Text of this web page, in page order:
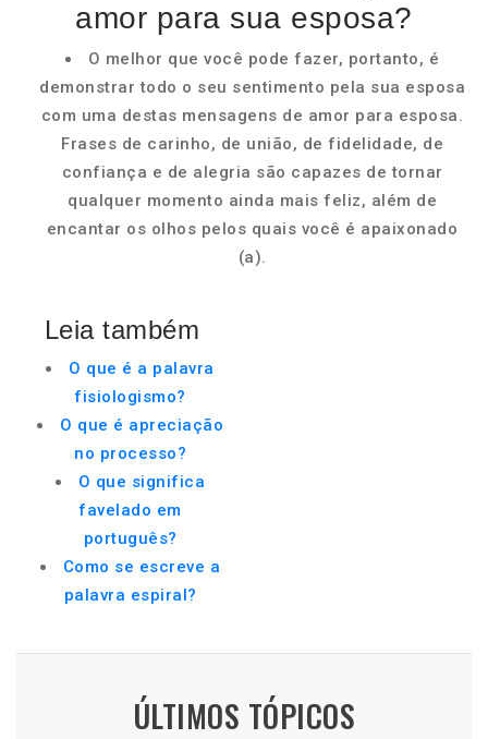
amor para sua esposa?
O melhor que você pode fazer, portanto, é
demonstrar todo o seu sentimento pela sua esposa
com uma destas mensagens de amor para esposa.
Frases de carinho, de união, de fidelidade, de
confiança e de alegria são capazes de tornar
qualquer momento ainda mais feliz, além de
encantar os olhos pelos quais você é apaixonado
(a).
Leia também
O que é a palavra
fisiologismo?
O que é apreciação
no processo?
O que significa
favelado em
português?
Como se escreve a
palavra espiral?
ÚLTIMOS TÓPICOS